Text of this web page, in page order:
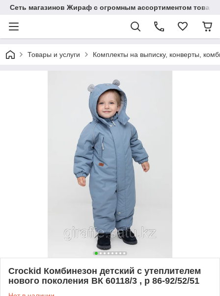
Сеть магазинов Жираф с огромным ассортиментом
Товары и услуги Комплекты на выписку, конверты,
Crockid Комбинезон детский с утеплителем
нового поколения ВК 60118/3 , р 86-92/52/51